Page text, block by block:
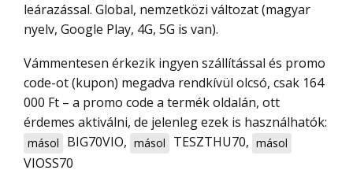
leárazással. Global, nemzetközi változat (magyar
nyelv, Google Play, 4G, 5G is van).
Vámmentesen érkezik ingyen szállítással és promo
code-ot (kupon) megadva rendkívül olcsó, csak 164
000 Ft – a promo code a termék oldalán, ott
érdemes aktiválni, de jelenleg ezek is használhatók:
másol BIG70VIO, másol TESZTHU70, másol
VIOSS70